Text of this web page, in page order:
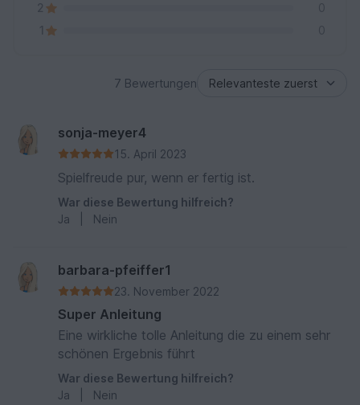
2
0
1
0
7 Bewertungen
sonja-meyer4
15. April 2023
Spielfreude pur, wenn er fertig ist.
War diese Bewertung hilfreich?
Ja
Nein
barbara-pfeiffer1
23. November 2022
Super Anleitung
Eine wirkliche tolle Anleitung die zu einem sehr
schönen Ergebnis führt
War diese Bewertung hilfreich?
Ja
Nein